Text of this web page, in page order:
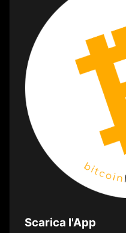
Scarica l'App